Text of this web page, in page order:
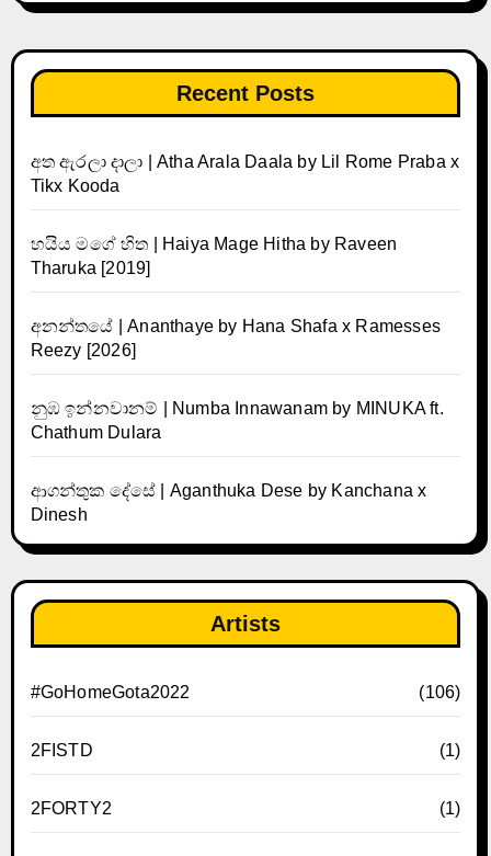
Recent Posts
අත ඇරලා දාලා | Atha Arala Daala by Lil Rome Praba x
Tikx Kooda
හයිය මගේ හිත | Haiya Mage Hitha by Raveen
Tharuka [2019]
අනන්තයේ | Ananthaye by Hana Shafa x Ramesses
Reezy [2026]
නුඹ ඉන්නවානම් | Numba Innawanam by MINUKA ft.
Chathum Dulara
ආගන්තුක දේසේ | Aganthuka Dese by Kanchana x
Dinesh
Artists
#GoHomeGota2022 (106)
2FISTD (1)
2FORTY2 (1)